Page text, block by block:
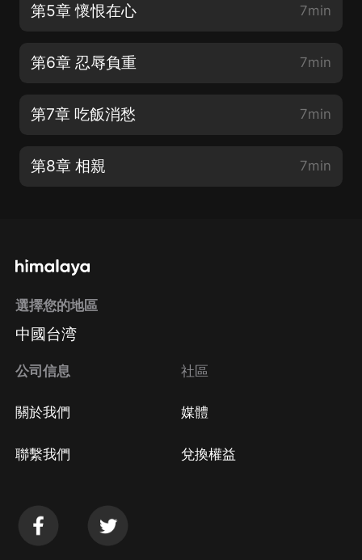
第5章 懷恨在心 7min
第6章 忍辱負重 7min
第7章 吃飯消愁 7min
第8章 相親 7min
選擇您的地區
中國台湾
公司信息
關於我們
聯繫我們
社區
媒體
兌換權益